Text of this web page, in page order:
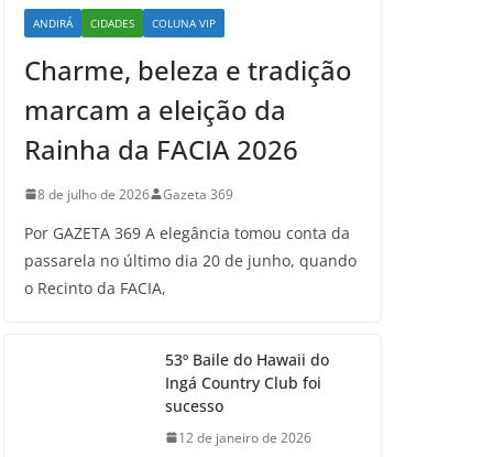
ANDIRÁ CIDADES COLUNA VIP
Charme, beleza e tradição
marcam a eleição da
Rainha da FACIA 2026
8 de julho de 2026 Gazeta 369
Por GAZETA 369 A elegância tomou conta da
passarela no último dia 20 de junho, quando
o Recinto da FACIA,
53º Baile do Hawaii do
Ingá Country Club foi
sucesso
12 de janeiro de 2026